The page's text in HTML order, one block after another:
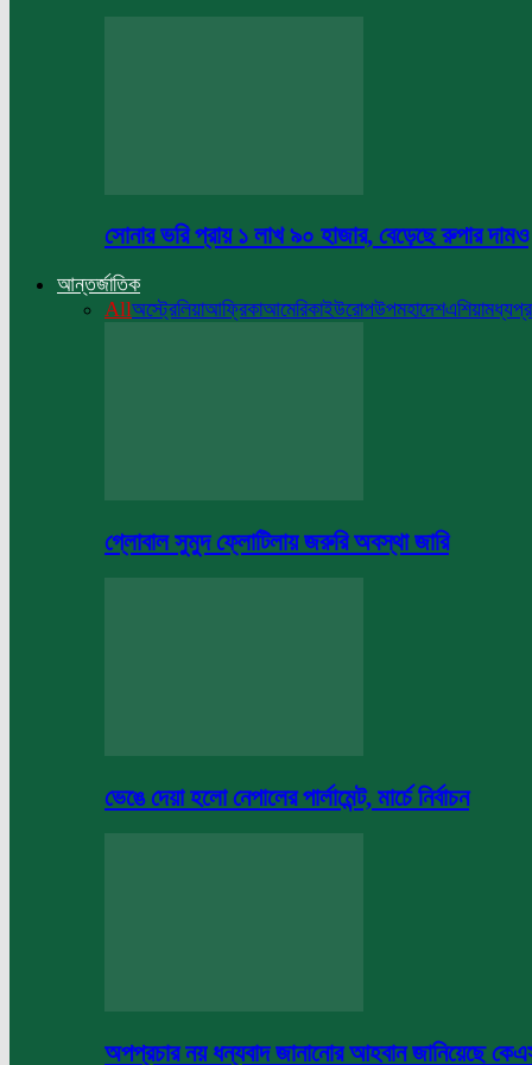
সোনার ভরি প্রায় ১ লাখ ৯০ হাজার, বেড়েছে রুপার দামও
আন্তর্জাতিক
Allঅস্ট্রেলিয়াআফ্রিকাআমেরিকাইউরোপউপমহাদেশএশিয়া
গ্লোবাল সুমুদ ফ্লোটিলায় জরুরি অবস্থা জারি
ভেঙে দেয়া হলো নেপালের পার্লামেন্ট, মার্চে নির্বাচন
অপপ্রচার নয় ধন্যবাদ জানানোর আহবান জানিয়েছে